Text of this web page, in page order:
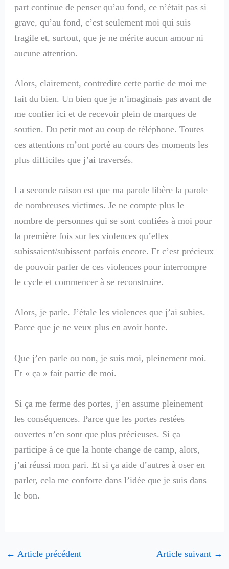
part continue de penser qu’au fond, ce n’était pas si
grave, qu’au fond, c’est seulement moi qui suis
fragile et, surtout, que je ne mérite aucun amour ni
aucune attention.
Alors, clairement, contredire cette partie de moi me
fait du bien. Un bien que je n’imaginais pas avant de
me confier ici et de recevoir plein de marques de
soutien. Du petit mot au coup de téléphone. Toutes
ces attentions m’ont porté au cours des moments les
plus difficiles que j’ai traversés.
La seconde raison est que ma parole libère la parole
de nombreuses victimes. Je ne compte plus le
nombre de personnes qui se sont confiées à moi pour
la première fois sur les violences qu’elles
subissaient/subissent parfois encore. Et c’est précieux
de pouvoir parler de ces violences pour interrompre
le cycle et commencer à se reconstruire.
Alors, je parle. J’étale les violences que j’ai subies.
Parce que je ne veux plus en avoir honte.
Que j’en parle ou non, je suis moi, pleinement moi.
Et « ça » fait partie de moi.
Si ça me ferme des portes, j’en assume pleinement
les conséquences. Parce que les portes restées
ouvertes n’en sont que plus précieuses. Si ça
participe à ce que la honte change de camp, alors,
j’ai réussi mon pari. Et si ça aide d’autres à oser en
parler, cela me conforte dans l’idée que je suis dans
le bon.
← Article précédent Article suivant →